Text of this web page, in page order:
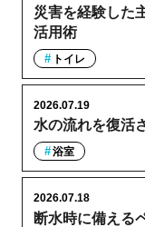
災害を経験した
活用術
トイレ
水の流れを復活
2026.07.19
浴室
断水時に備える
2026.07.18